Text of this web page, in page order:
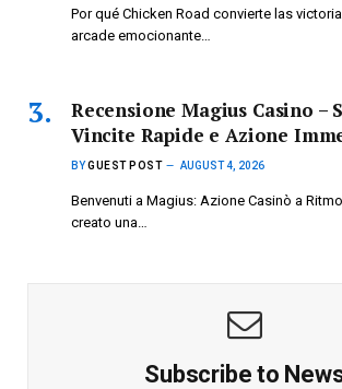
Por qué Chicken Road convierte las
arcade emocionante…
Recensione Magius Casino –
Vincite Rapide e Azione
BYGUEST POST AUGUST 4, 2026
Benvenuti a Magius: Azione Casinò a
creato una…
Subscribe to